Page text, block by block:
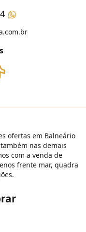
ofertas em Balneário
nas demais
com a venda de
frente mar, quadra